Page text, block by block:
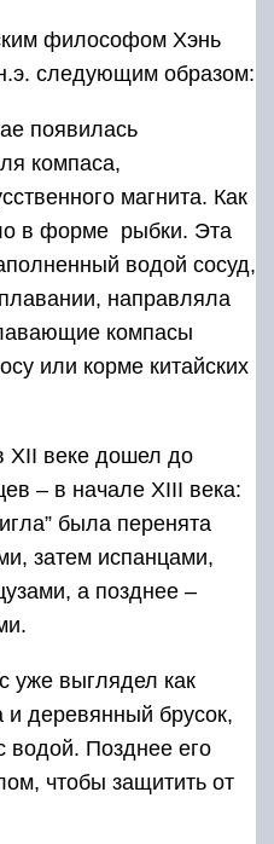
философом Хэнь
следующим образом:
появилась
компаса,
магнита. Как
в форме рыбки. Эта
водой сосуд,
направляла
компасы
или корме китайских
XII веке дошел до
– в начале XIII века:
была перенята
затем испанцами,
а позднее –
уже выглядел как
и деревянный брусок,
водой. Позднее его
чтобы защитить от